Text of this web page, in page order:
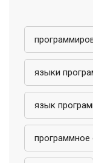
языки
язык
программное